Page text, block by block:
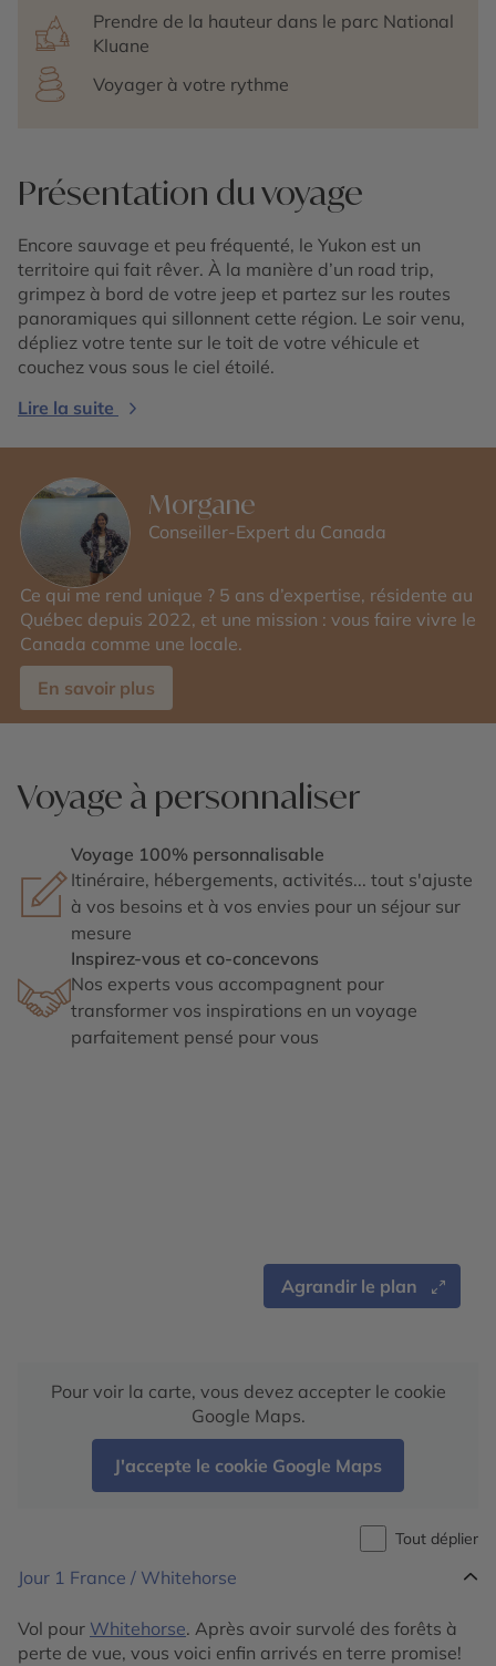
Prendre de la hauteur dans le parc National
Kluane
Voyager à votre rythme
Présentation du voyage
Encore sauvage et peu fréquenté, le Yukon est un
territoire qui fait rêver. À la manière d’un road trip,
grimpez à bord de votre jeep et partez sur les routes
panoramiques qui sillonnent cette région. Le soir venu,
dépliez votre tente sur le toit de votre véhicule et
couchez vous sous le ciel étoilé.
Lire la suite
Morgane
Conseiller-Expert du Canada
Ce qui me rend unique ? 5 ans d’expertise, résidente au
Québec depuis 2022, et une mission : vous faire vivre le
Canada comme une locale.
En savoir plus
Voyage à personnaliser
Voyage 100% personnalisable
Itinéraire, hébergements, activités... tout s'ajuste
à vos besoins et à vos envies pour un séjour sur
mesure
Inspirez-vous et co-concevons
Nos experts vous accompagnent pour
transformer vos inspirations en un voyage
parfaitement pensé pour vous
Agrandir le plan
Pour voir la carte, vous devez accepter le cookie
Google Maps.
J'accepte le cookie Google Maps
Tout déplier
Jour 1 France / Whitehorse
Vol pour Whitehorse. Après avoir survolé des forêts à
perte de vue, vous voici enfin arrivés en terre promise!